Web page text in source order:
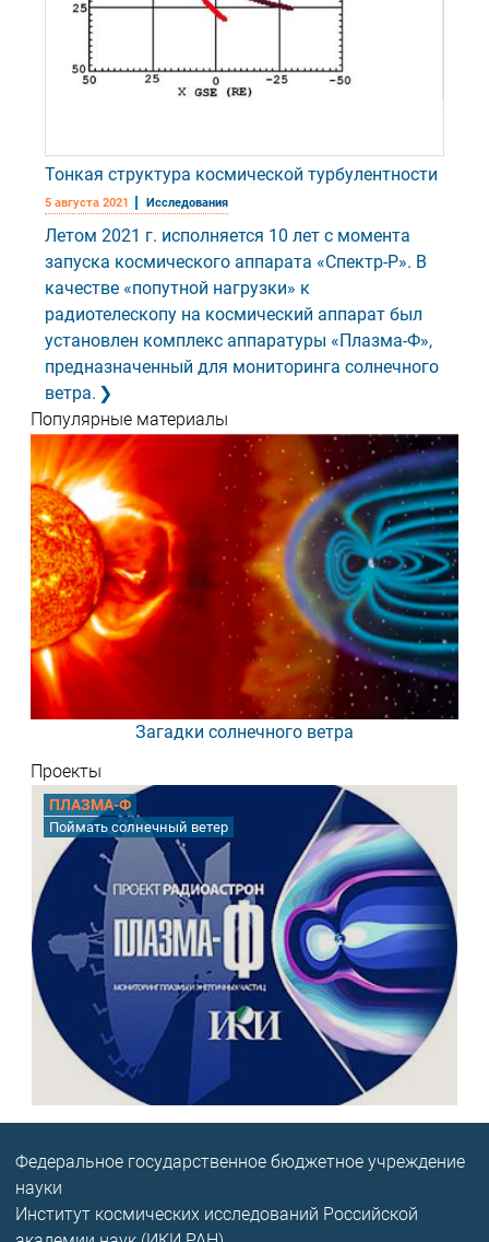
Тонкая структура космической турбулентности
5 августа 2021 Исследования
Летом 2021 г. исполняется 10 лет с момента
запуска космического аппарата «Спектр-Р». В
качестве «попутной нагрузки» к
радиотелескопу на космический аппарат был
установлен комплекс аппаратуры «Плазма-Ф»,
предназначенный для мониторинга солнечного
ветра.
Популярные материалы
Загадки солнечного ветра
Проекты
ПЛАЗМА-Ф
Поймать солнечный ветер
Федеральное государственное бюджетное учреждение
науки
Институт космических исследований Российской